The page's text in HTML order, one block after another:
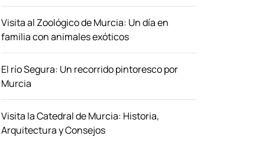
Visita al Zoológico de Murcia: Un día en
familia con animales exóticos
El río Segura: Un recorrido pintoresco por
Murcia
Visita la Catedral de Murcia: Historia,
Arquitectura y Consejos